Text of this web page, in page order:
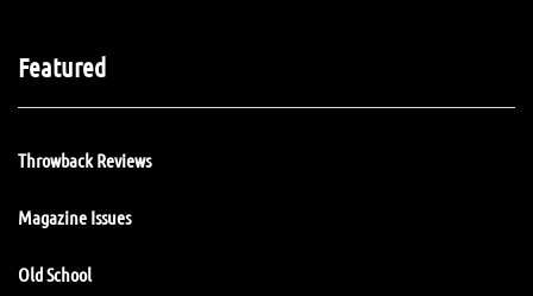
Featured
Throwback Reviews
Magazine Issues
Old School